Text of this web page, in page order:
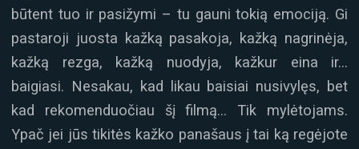
būtent tuo ir pasižymi – tu gauni tokią emociją. Gi
pastaroji juosta kažką pasakoja, kažką nagrinėja,
kažką rezga, kažką nuodyja, kažkur eina ir…
baigiasi. Nesakau, kad likau baisiai nusivylęs, bet
kad rekomenduočiau šį filmą… Tik mylėtojams.
Ypač jei jūs tikitės kažko panašaus į tai ką regėjote